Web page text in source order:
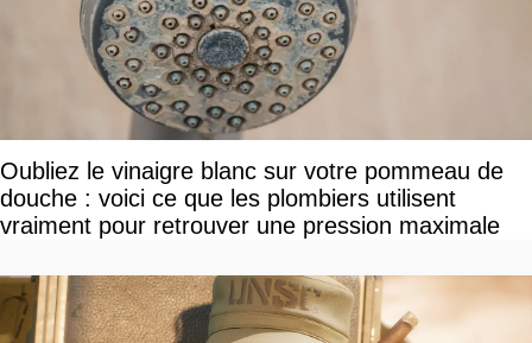
Oubliez le vinaigre blanc sur votre pommeau de
douche : voici ce que les plombiers utilisent
vraiment pour retrouver une pression maximale